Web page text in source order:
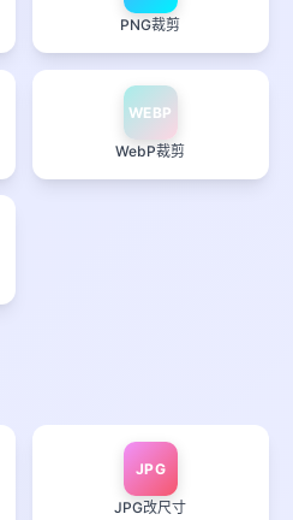
PNG裁剪
WEBP
WebP裁剪
JPG
JPG改尺寸